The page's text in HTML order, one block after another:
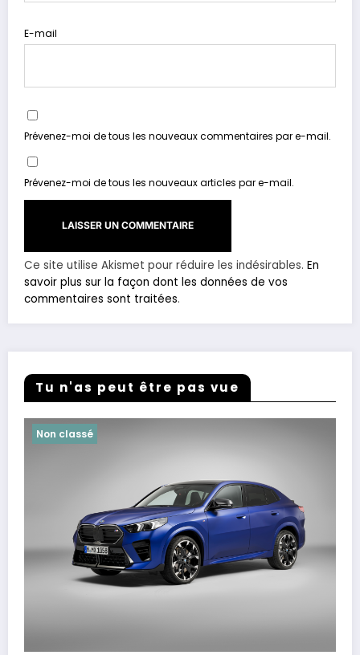
E-mail
Prévenez-moi de tous les nouveaux commentaires par e-mail.
Prévenez-moi de tous les nouveaux articles par e-mail.
Ce site utilise Akismet pour réduire les indésirables. En
savoir plus sur la façon dont les données de vos
commentaires sont traitées.
Tu n'as peut être pas vue
Non classé